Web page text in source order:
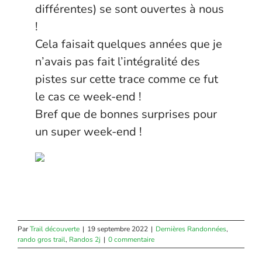
différentes) se sont ouvertes à nous
!
Cela faisait quelques années que je
n’avais pas fait l’intégralité des
pistes sur cette trace comme ce fut
le cas ce week-end !
Bref que de bonnes surprises pour
un super week-end !
ParTrail découverte | 19 septembre 2022 | Dernières Randonnées,
rando gros trail, Randos 2j | 0 commentaire